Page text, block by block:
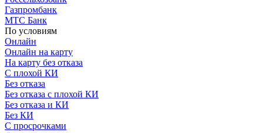
Газпромбанк
МТС Банк
По условиям
Онлайн
Онлайн на карту
На карту без отказа
С плохой КИ
Без отказа
Без отказа с плохой КИ
Без отказа и КИ
Без КИ
С просрочками